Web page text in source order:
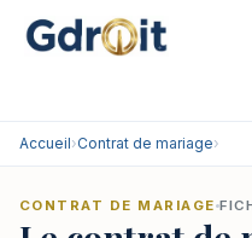
Accueil›Contrat de mariage›
CONTRAT DE MARIAGE